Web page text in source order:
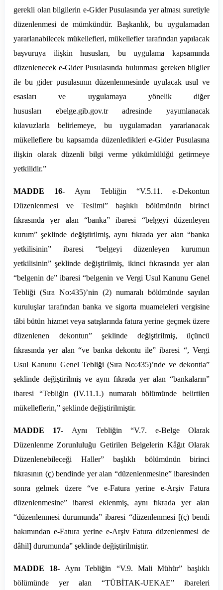
gerekli olan bilgilerin e-Gider Pusulasında yer alması suretiyle
düzenlenmesi de mümkündür. Başkanlık, bu uygulamadan
yararlanabilecek mükellefleri, mükellefler tarafından yapılacak
başvuruya ilişkin hususları, bu uygulama kapsamında
düzenlenecek e-Gider Pusulasında bulunması gereken bilgiler
ile bu gider pusulasının düzenlenmesinde uyulacak usul ve
esasları ve uygulamaya yönelik diğer
hususları ebelge.gib.gov.tr adresinde yayımlanacak
kılavuzlarla belirlemeye, bu uygulamadan yararlanacak
mükelleflere bu kapsamda düzenledikleri e-Gider Pusulasına
ilişkin olarak düzenli bilgi verme yükümlülüğü getirmeye
yetkilidir.”
MADDE 16- Aynı Tebliğin “V.5.11. e-Dekontun
Düzenlenmesi ve Teslimi” başlıklı bölümünün birinci
fıkrasında yer alan “banka” ibaresi “belgeyi düzenleyen
kurum” şeklinde değiştirilmiş, aynı fıkrada yer alan “banka
yetkilisinin” ibaresi “belgeyi düzenleyen kurumun
yetkilisinin” şeklinde değiştirilmiş, ikinci fıkrasında yer alan
“belgenin de” ibaresi “belgenin ve Vergi Usul Kanunu Genel
Tebliği (Sıra No:435)’nin (2) numaralı bölümünde sayılan
kuruluşlar tarafından banka ve sigorta muameleleri vergisine
tâbi bütün hizmet veya satışlarında fatura yerine geçmek üzere
düzenlenen dekontun” şeklinde değiştirilmiş, üçüncü
fıkrasında yer alan “ve banka dekontu ile” ibaresi “, Vergi
Usul Kanunu Genel Tebliği (Sıra No:435)’nde ve dekontla”
şeklinde değiştirilmiş ve aynı fıkrada yer alan “bankaların”
ibaresi “Tebliğin (IV.11.1 .) numaralı bölümünde belirtilen
mükelleflerin,” şeklinde değiştirilmiştir.
MADDE 17- Aynı Tebliğin “V.7. e-Belge Olarak
Düzenlenme Zorunluluğu Getirilen Belgelerin Kâğıt Olarak
Düzenlenebileceği Haller” başlıklı bölümünün birinci
fıkrasının (ç) bendinde yer alan “düzenlenmesine” ibaresinden
sonra gelmek üzere “ve e-Fatura yerine e-Arşiv Fatura
düzenlenmesine” ibaresi eklenmiş, aynı fıkrada yer alan
“düzenlenmesi durumunda” ibaresi “düzenlenmesi [(ç) bendi
bakımından e-Fatura yerine e-Arşiv Fatura düzenlenmesi de
dâhil] durumunda” şeklinde değiştirilmiştir.
MADDE 18- Aynı Tebliğin “V.9. Mali Mühür” başlıklı
bölümünde yer alan “TÜBİTAK-UEKAE” ibareleri